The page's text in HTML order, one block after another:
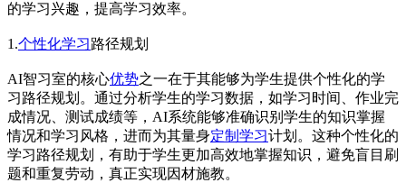
的学习兴趣，提高学习效率。
1.个性化学习路径规划
AI智习室的核心优势之一在于其能够为学生提供个性化的学
习路径规划。通过分析学生的学习数据，如学习时间、作业完
成情况、测试成绩等，AI系统能够准确识别学生的知识掌握
情况和学习风格，进而为其量身定制学习计划。这种个性化的
学习路径规划，有助于学生更加高效地掌握知识，避免盲目刷
题和重复劳动，真正实现因材施教。